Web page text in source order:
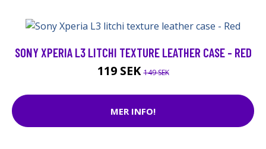
SONY XPERIA L3 LITCHI TEXTURE LEATHER CASE - RED
119 SEK149 SEK
MER INFO!